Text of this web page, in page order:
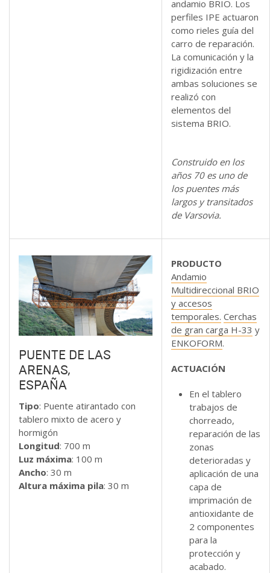
andamio BRIO. Los
perfiles IPE actuaron
como rieles guía del
carro de reparación.
La comunicación y la
rigidización entre
ambas soluciones se
realizó con
elementos del
sistema BRIO.
Construido en los
años 70 es uno de
los puentes más
largos y transitados
de Varsovia.
PUENTE DE LAS
ARENAS,
ESPAÑA
Tipo: Puente atirantado con
tablero mixto de acero y
hormigón
Longitud: 700 m
Luz máxima: 100 m
Ancho: 30 m
Altura máxima pila: 30 m
PRODUCTO
Andamio
Multidireccional BRIO
y accesos
temporales. Cerchas
de gran carga H-33 y
ENKOFORM.
ACTUACIÓN
En el tablero
trabajos de
chorreado,
reparación de las
zonas
deterioradas y
aplicación de una
capa de
imprimación de
antioxidante de
2 componentes
para la
protección y
acabado.